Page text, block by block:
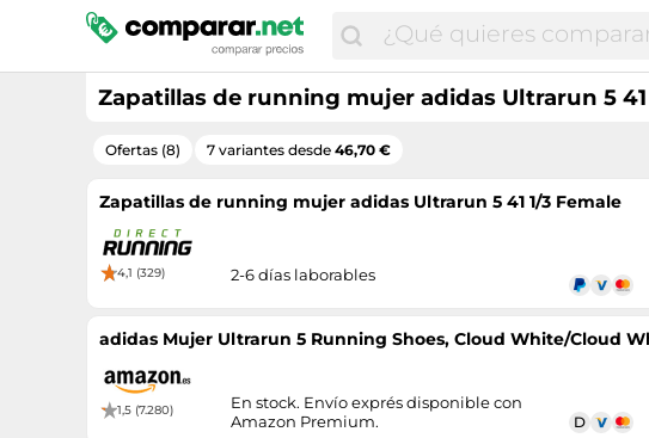
Zapatillas de running mujer adidas Ultrarun 5 41
Ofertas (8) 7 variantes desde 46,70 €
Zapatillas de running mujer adidas Ultrarun 5 41 1/3 Female
4,1 (329) 2-6 días laborables
adidas Mujer Ultrarun 5 Running Shoes, Cloud White/Cloud
1,5 (7.280)
En stock. Envío exprés disponible con
Amazon Premium.